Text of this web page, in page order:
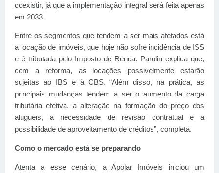
coexistir, já que a implementação integral será feita apenas
em 2033.
Entre os segmentos que tendem a ser mais afetados está
a locação de imóveis, que hoje não sofre incidência de ISS
e é tributada pelo Imposto de Renda. Parolin explica que,
com a reforma, as locações possivelmente estarão
sujeitas ao IBS e à CBS. “Além disso, na prática, as
principais mudanças tendem a ser o aumento da carga
tributária efetiva, a alteração na formação do preço dos
aluguéis, a necessidade de revisão contratual e a
possibilidade de aproveitamento de créditos”, completa.
Como o mercado está se preparando
Atenta a esse cenário, a Apolar Imóveis iniciou um